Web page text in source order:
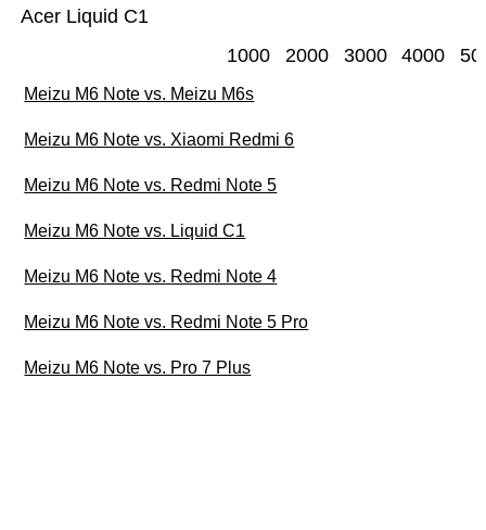
Acer Liquid C1
1000 2000 3000 4000
Meizu M6 Note vs. Meizu M6s
Meizu M6 Note vs. Xiaomi Redmi 6
Meizu M6 Note vs. Redmi Note 5
Meizu M6 Note vs. Liquid C1
Meizu M6 Note vs. Redmi Note 4
Meizu M6 Note vs. Redmi Note 5 Pro
Meizu M6 Note vs. Pro 7 Plus